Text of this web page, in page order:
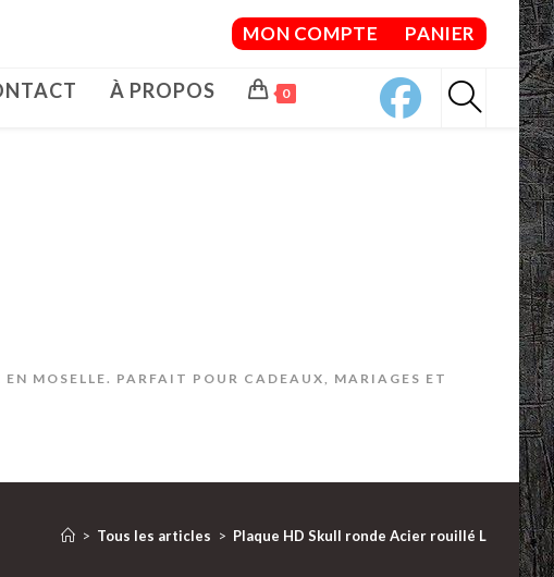
MON COMPTE PANIER
À PROPOS 0
MOSELLE. PARFAIT POUR CADEAUX, MARIAGES ET
> Tous les articles > Plaque HD Skull ronde Acier rouillé L